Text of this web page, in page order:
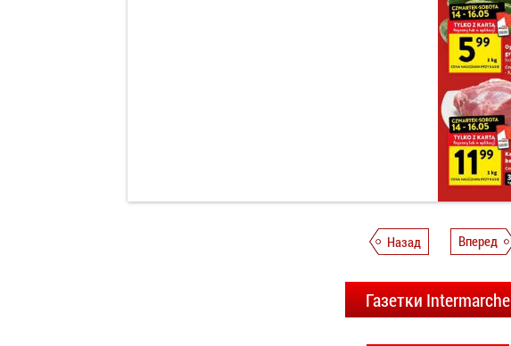
Назад Вперед
Газетки Intermarche